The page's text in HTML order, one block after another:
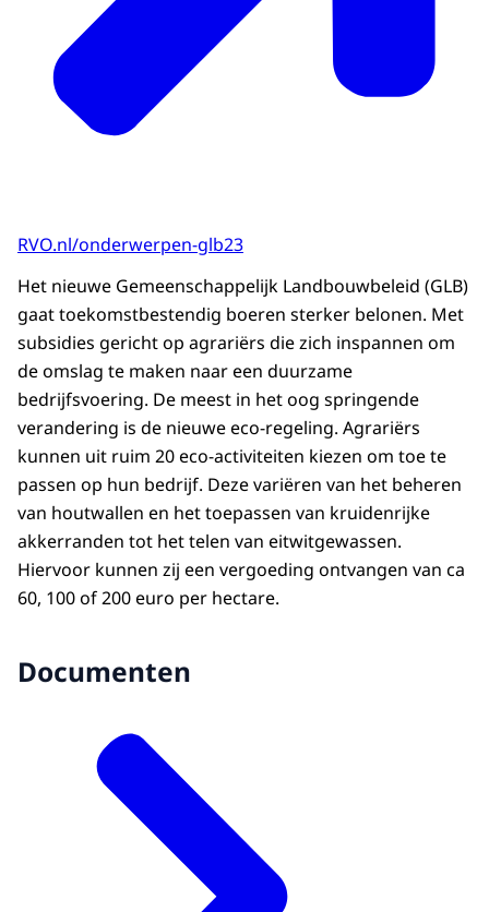
RVO.nl/onderwerpen-glb23
Het nieuwe Gemeenschappelijk Landbouwbeleid (GLB)
gaat toekomstbestendig boeren sterker belonen. Met
subsidies gericht op agrariërs die zich inspannen om
de omslag te maken naar een duurzame
bedrijfsvoering. De meest in het oog springende
verandering is de nieuwe eco-regeling. Agrariërs
kunnen uit ruim 20 eco-activiteiten kiezen om toe te
passen op hun bedrijf. Deze variëren van het beheren
van houtwallen en het toepassen van kruidenrijke
akkerranden tot het telen van eitwitgewassen.
Hiervoor kunnen zij een vergoeding ontvangen van ca
60, 100 of 200 euro per hectare.
Documenten